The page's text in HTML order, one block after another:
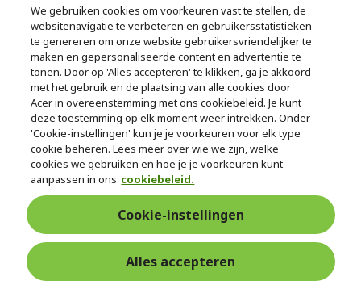
d
e
n
i
d
d
e
n
ACCOUNTh
i
d
d
e
n
ACER STORE h
i
d
d
e
n
Volg ons op social media
We gebruiken cookies om voorkeuren vast te stellen, de
websitenavigatie te verbeteren en gebruikersstatistieken
te genereren om onze website gebruikersvriendelijker te
maken en gepersonaliseerde content en advertentie te
tonen. Door op 'Alles accepteren' te klikken, ga je akkoord
met het gebruik en de plaatsing van alle cookies door
Acer in overeenstemming met ons cookiebeleid. Je kunt
deze toestemming op elk moment weer intrekken. Onder
'Cookie-instellingen' kun je je voorkeuren voor elk type
cookie beheren. Lees meer over wie we zijn, welke
cookies we gebruiken en hoe je je voorkeuren kunt
aanpassen in ons cookiebeleid.
Cookie-instellingen
Alles accepteren